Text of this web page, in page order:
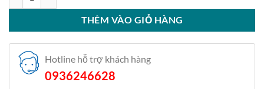
THÊM VÀO GIỎ HÀNG
Hotline hỗ trợ khách hàng
0936246628